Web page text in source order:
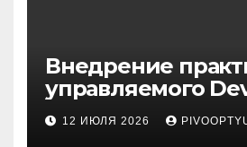
Внедрение
управляемого
корпоративную
инфраструктуру
12 ИЮЛЯ 2026